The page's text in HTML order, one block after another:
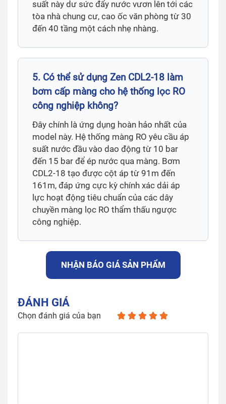
suất này dư sức đẩy nước vươn lên tới các
tòa nhà chung cư, cao ốc văn phòng từ 30
đến 40 tầng một cách nhẹ nhàng.
5. Có thể sử dụng Zen CDL2-18 làm
bơm cấp màng cho hệ thống lọc RO
công nghiệp không?
Đây chính là ứng dụng hoàn hảo nhất của
model này. Hệ thống màng RO yêu cầu áp
suất nước đầu vào dao động từ 10 bar
đến 15 bar để ép nước qua màng. Bơm
CDL2-18 tạo được cột áp từ 91m đến
161m, đáp ứng cực kỳ chính xác dải áp
lực hoạt động tiêu chuẩn của các dây
chuyền màng lọc RO thẩm thấu ngược
công nghiệp.
NHẬN BÁO GIÁ SẢN PHẨM
ĐÁNH GIÁ
Chọn đánh giá của bạn